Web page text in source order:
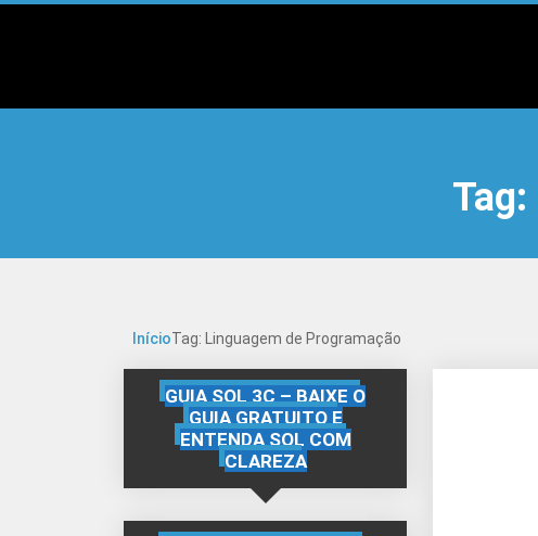
Tag:
InícioTag: Linguagem de Programação
GUIA SQL 3C – BAIXE O
GUIA GRATUITO E
ENTENDA SQL COM
CLAREZA